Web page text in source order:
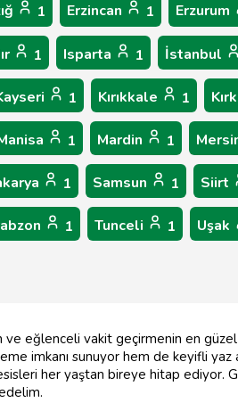
1 Erzincan 1 Erzurum
1 Isparta 1 İstanbul
1 Kırıkkale 1
1 Mardin 1
1 Samsun 1 Siirt
1 Tunceli 1 Uşak
ve eğlenceli vakit geçirmenin en
imkanı sunuyor hem de keyifli
her yaştan bireye hitap ediyor.